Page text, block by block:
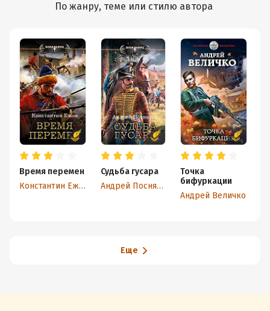
По жанру, теме или стилю автора
Время перемен
Константин Ежов
Судьба гусара
Андрей Посняков
Точка
бифуркации
Андрей Величко
Еще